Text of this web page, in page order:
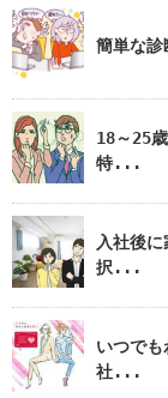
簡単な診
18～25
特...
入社後
択...
いつで
社...